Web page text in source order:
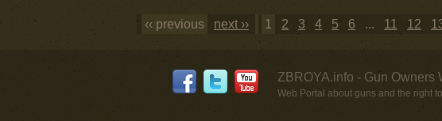
‹‹ previous next ›› 1 2 3 4 5 6 ... 11 12
ZBROYA.info - Gun Owners
Web Portal about guns and the right